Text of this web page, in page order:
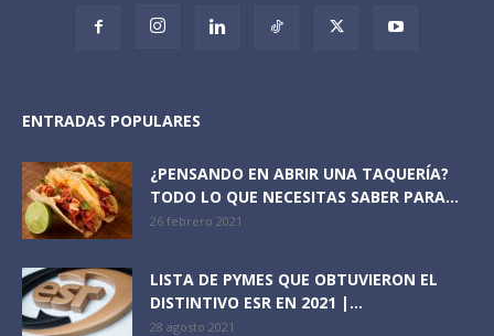
ENTRADAS POPULARES
¿PENSANDO EN ABRIR UNA TAQUERÍA?
TODO LO QUE NECESITAS SABER PARA...
26 febrero 2021
LISTA DE PYMES QUE OBTUVIERON EL
DISTINTIVO ESR EN 2021 |...
28 agosto 2021